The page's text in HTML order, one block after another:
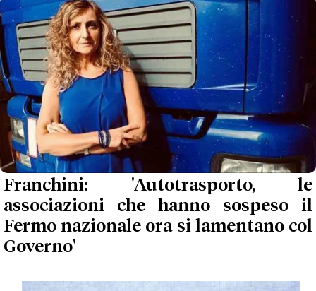
Franchini: 'Autotrasporto, le
associazioni che hanno sospeso il
Fermo nazionale ora si lamentano col
Governo'